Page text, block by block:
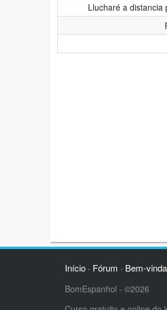
Llucharé a
Início· Fórum · Bem-
BomEspanhol - ©2026